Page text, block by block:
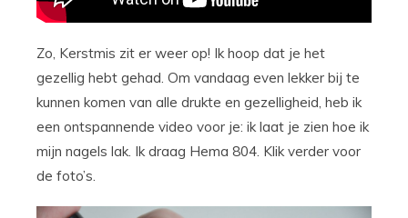
Zo, Kerstmis zit er weer op! Ik hoop dat je het
gezellig hebt gehad. Om vandaag even lekker bij te
kunnen komen van alle drukte en gezelligheid, heb ik
een ontspannende video voor je: ik laat je zien hoe ik
mijn nagels lak. Ik draag Hema 804. Klik verder voor
de foto’s.